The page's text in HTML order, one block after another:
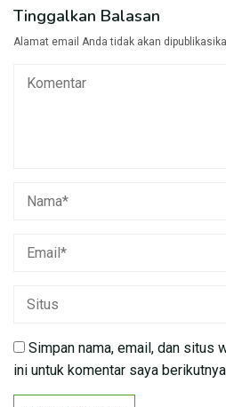
Tinggalkan Balasan
Alamat email Anda tidak akan
Simpan nama, email, dan situs
ini untuk komentar saya